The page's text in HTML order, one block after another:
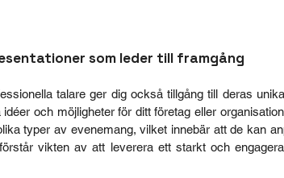
som leder till framgång
talare ger dig också tillgång till deras
och möjligheter för ditt företag eller
typer av evenemang, vilket innebär att de kan
vikten av att leverera ett starkt och